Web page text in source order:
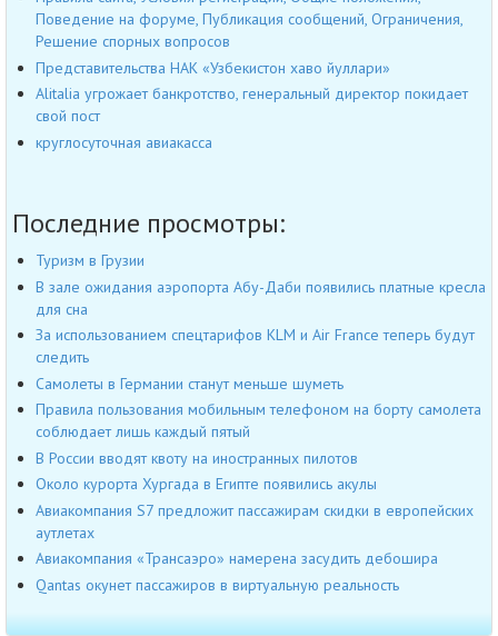
Поведение на форуме, Публикация сообщений, Ограничения,
Решение спорных вопросов
Представительства НАК «Узбекистон хаво йуллари»
Alitalia угрожает банкротство, генеральный директор покидает
свой пост
круглосуточная авиакасса
Последние просмотры:
Туризм в Грузии
В зале ожидания аэропорта Абу-Даби появились платные кресла
для сна
За использованием спецтарифов КLM и Air France теперь будут
следить
Самолеты в Германии станут меньше шуметь
Правила пользования мобильным телефоном на борту самолета
соблюдает лишь каждый пятый
В России вводят квоту на иностранных пилотов
Около курорта Хургада в Египте появились акулы
Авиакомпания S7 предложит пассажирам скидки в европейских
аутлетах
Авиакомпания «Трансаэро» намерена засудить дебошира
Qantas окунет пассажиров в виртуальную реальность